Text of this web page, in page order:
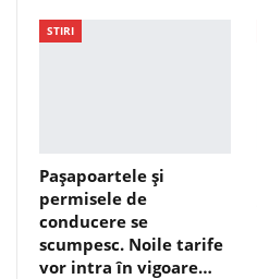
STIRI
Pașapoartele și
permisele de
conducere se
scumpesc. Noile tarife
vor intra în vigoare…